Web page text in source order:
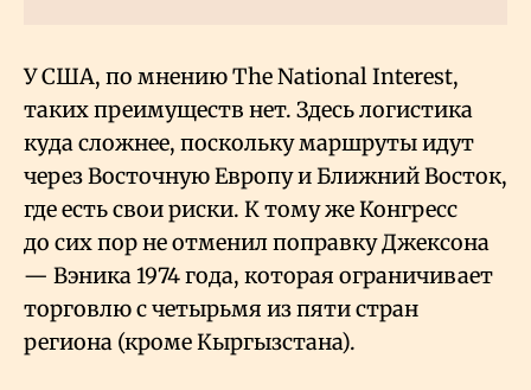
У США, по мнению The National Interest,
таких преимуществ нет. Здесь логистика
куда сложнее, поскольку маршруты идут
через Восточную Европу и Ближний Восток,
где есть свои риски. К тому же Конгресс
до сих пор не отменил поправку Джексона
— Вэника 1974 года, которая ограничивает
торговлю с четырьмя из пяти стран
региона (кроме Кыргызстана).